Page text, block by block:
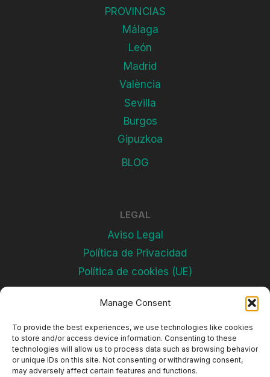
Manage Consent
To provide the best experiences, we use technologies like cookies
to store and/or access device information. Consenting to these
technologies will allow us to process data such as browsing behavior
or unique IDs on this site. Not consenting or withdrawing consent,
may adversely affect certain features and functions.
PROVINCIAS
Málaga
León
Madrid
València
Sevilla
Burgos
Gipuzkoa
BLOG
LEGAL
Aviso Legal
Política de Privacidad
Política de cookies (UE)
Subscríbete